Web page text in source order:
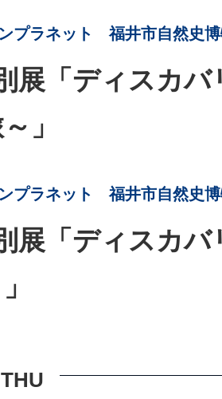
プラネット 福井市自然史
展「ディスカ
」
プラネット 福井市自然史
展「ディスカ